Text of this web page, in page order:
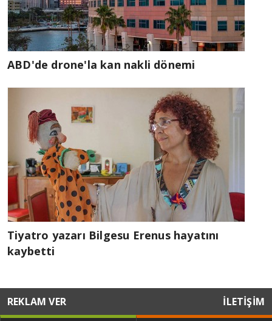
ABD'de drone'la kan nakli dönemi
Tiyatro yazarı Bilgesu Erenus hayatını
kaybetti
REKLAM VER İLETİŞİM